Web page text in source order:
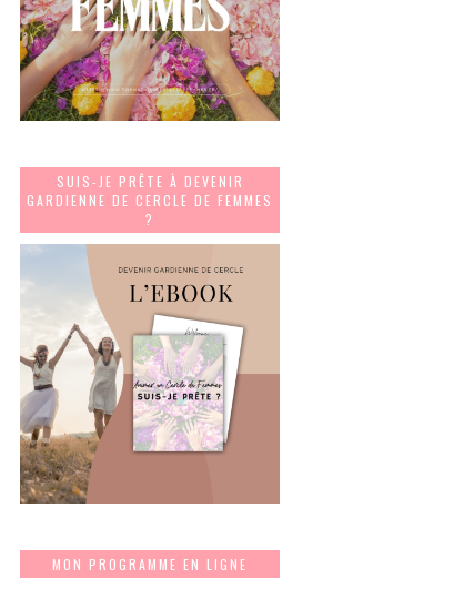
SUIS-JE PRÊTE À DEVENIR
GARDIENNE DE CERCLE DE FEMMES
?
MON PROGRAMME EN LIGNE